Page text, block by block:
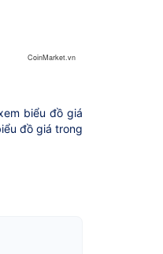
CoinMarket.vn
biểu đồ giá
đồ giá trong